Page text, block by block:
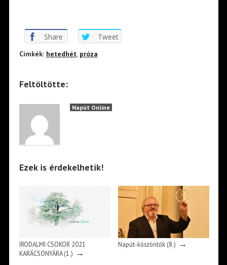
Share Tweet
Cimkék: hetedhét, próza
Feltöltötte:
Napút Online
Ezek is érdekelhetik!
IRODALMI CSOKOR 2021
KARÁCSONYÁRA (1.) →
Napút-köszöntők (8.) →